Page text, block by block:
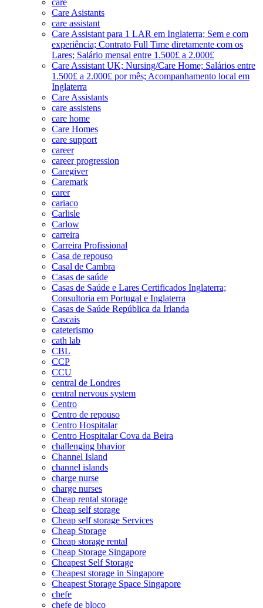
Care Asistants
care assistant
Care Assistant para 1 LAR em Inglaterra; Sem e com
experiência; Contrato Full Time diretamente com os
Lares; Salário mensal entre 1.500£ a 2.000£
Care Assistant UK; Nursing/Care Home; Salários entre
1.500£ a 2.000£ por mês; Acompanhamento local em
Inglaterra
Care Assistants
care assistens
care home
Care Homes
care support
career
career progression
Caregiver
Caremark
carer
cariaco
Carlisle
Carlow
carreira
Carreira Profissional
Casa de repouso
Casal de Cambra
Casas de saúde
Casas de Saúde e Lares Certificados Inglaterra;
Consultoria em Portugal e Inglaterra
Casas de Saúde República da Irlanda
Cascais
cateterismo
cath lab
CBL
CCP
CCU
central de Londres
central nervous system
Centro
Centro de repouso
Centro Hospitalar
Centro Hospitalar Cova da Beira
challenging bhavior
Channel Island
channel islands
charge nurse
charge nurses
Cheap rental storage
Cheap self storage
Cheap self storage Services
Cheap Storage
Cheap storage rental
Cheap Storage Singapore
Cheapest Self Storage
Cheapest storage in Singapore
Cheapest Storage Space Singapore
chefe
chefe de bloco